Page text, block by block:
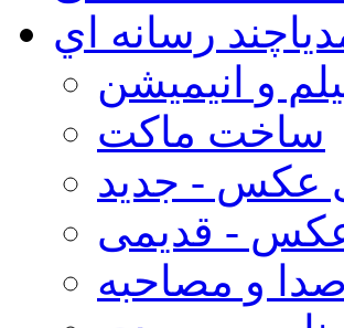
چند رسانه اي
و انیمیشن
ساخت ماکت
عکس - جدید
- قدیمی
و مصاحبه